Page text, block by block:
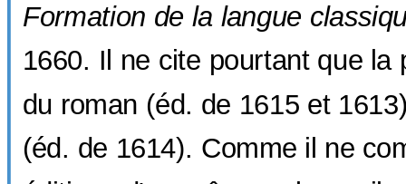
Formation de la langue
1660. Il ne cite pourtant que la
du roman (éd. de 1615 et
(éd. de 1614). Comme il ne